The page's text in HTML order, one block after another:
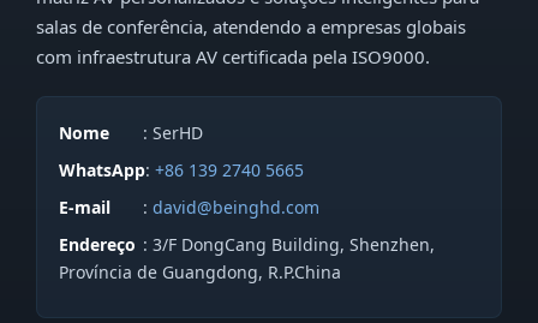
salas de conferência, atendendo a empresas globais
com infraestrutura AV certificada pela ISO9000.
Nome
: SerHD
WhatsApp:+86 139 2740 5665
E-mail
:david@beinghd.com
Endereço : 3/F DongCang Building, Shenzhen,
Província de Guangdong, R.P.China